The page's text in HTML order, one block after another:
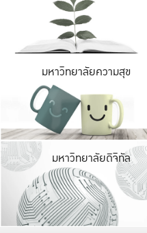
มหาวิทยาลัยความสุข
มหาวิทยาลัยดิจิทัล